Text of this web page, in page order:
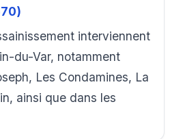
interviennent
du-Var, notamment
Les Condamines, La
ainsi que dans les